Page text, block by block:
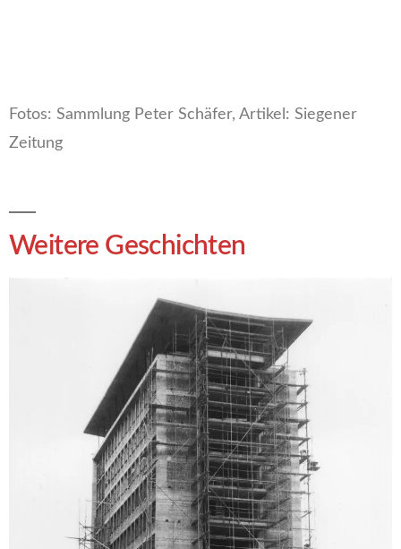
Fotos: Sammlung Peter Schäfer, Artikel: Siegener
Zeitung
Weitere Geschichten